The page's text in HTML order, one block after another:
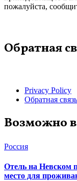
пожалуйста,
Обратная
Privacy Policy
Обратная связь
Возможно
Россия
Отель на Невском
место для